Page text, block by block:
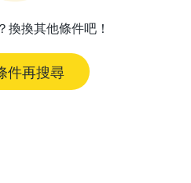
換換其他條件吧！
件再搜尋